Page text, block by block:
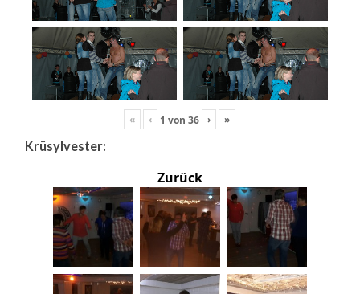
« ‹ 1 von36 › »
Krüsylvester:
Zurück